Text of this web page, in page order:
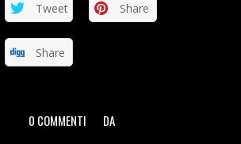
Tweet Share
Share
0 COMMENTI
/ DA